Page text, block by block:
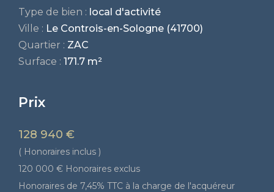
Type de bien : local d'activité
Ville : Le Controis-en-Sologne (41700)
Quartier : ZAC
Surface : 171.7 m²
Prix
128 940 €
( Honoraires inclus )
120 000 € Honoraires exclus
Honoraires de 7,45% TTC à la charge de l'acquéreur